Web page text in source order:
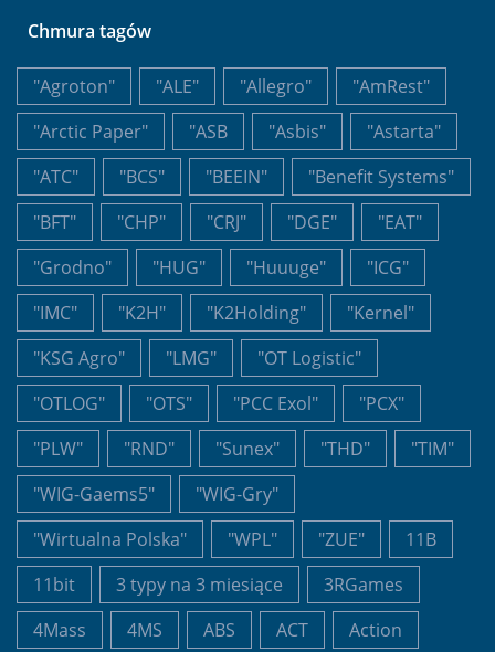
Chmura tagów
"Agroton" "ALE" "Allegro"
"AmRest"
"Arctic Paper"
"ASB "Asbis"
"Astarta"
"ATC"
"BCS" "BEEIN"
"Benefit Systems"
"BFT"
"CHP" "CRJ" "DGE"
"EAT"
"Grodno"
"HUG" "Huuuge"
"ICG"
"IMC"
"K2H" "K2Holding"
"Kernel"
"KSG Agro"
"LMG"
"OT Logistic"
"OTLOG"
"OTS" "PCC Exol"
"PCX"
"PLW"
"RND" "Sunex" "THD"
"TIM"
"WIG-Gaems5"
"WIG-Gry"
"Wirtualna Polska"
"WPL" "ZUE"
11B
11bit
3 typy na 3 miesiące
3RGames
4Mass
4MS ABS ACT
Action